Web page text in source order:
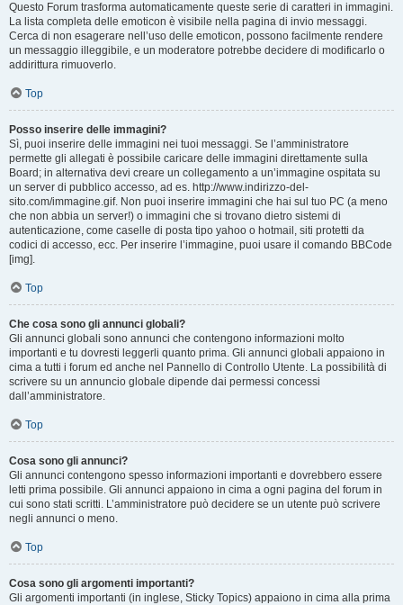
Questo Forum trasforma automaticamente queste serie di caratteri in immagini.
La lista completa delle emoticon è visibile nella pagina di invio messaggi.
Cerca di non esagerare nell’uso delle emoticon, possono facilmente rendere
un messaggio illeggibile, e un moderatore potrebbe decidere di modificarlo o
addirittura rimuoverlo.
Top
Posso inserire delle immagini?
Sì, puoi inserire delle immagini nei tuoi messaggi. Se l’amministratore
permette gli allegati è possibile caricare delle immagini direttamente sulla
Board; in alternativa devi creare un collegamento a un’immagine ospitata su
un server di pubblico accesso, ad es. http://www.indirizzo-del-
sito.com/immagine.gif. Non puoi inserire immagini che hai sul tuo PC (a meno
che non abbia un server!) o immagini che si trovano dietro sistemi di
autenticazione, come caselle di posta tipo yahoo o hotmail, siti protetti da
codici di accesso, ecc. Per inserire l’immagine, puoi usare il comando BBCode
[img].
Top
Che cosa sono gli annunci globali?
Gli annunci globali sono annunci che contengono informazioni molto
importanti e tu dovresti leggerli quanto prima. Gli annunci globali appaiono in
cima a tutti i forum ed anche nel Pannello di Controllo Utente. La possibilità di
scrivere su un annuncio globale dipende dai permessi concessi
dall’amministratore.
Top
Cosa sono gli annunci?
Gli annunci contengono spesso informazioni importanti e dovrebbero essere
letti prima possibile. Gli annunci appaiono in cima a ogni pagina del forum in
cui sono stati scritti. L’amministratore può decidere se un utente può scrivere
negli annunci o meno.
Top
Cosa sono gli argomenti importanti?
Gli argomenti importanti (in inglese, Sticky Topics) appaiono in cima alla prima